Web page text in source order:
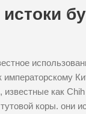
истоки
императорскому
как
коры. они